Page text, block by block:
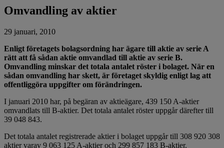
Omvandling av aktier
29 januari, 2010
Enligt företagets bolagsordning har ägare till aktie av serie A
rätt att få sådan aktie omvandlad till aktie av serie B.
Omvandling minskar det totala antalet röster i bolaget. När en
sådan omvandling har skett, är företaget skyldig enligt lag att
offentliggöra uppgifter om förändringen.
I januari 2010 har, på begäran av aktieägare, 439 150 A-aktier
omvandlats till B-aktier. Det totala antalet röster uppgår därefter till
39 048 843.
Det totala antalet registrerade aktier i bolaget uppgår till 308 920 308
aktier varav 9 063 125 A-aktier och 299 857 183 B-aktier.